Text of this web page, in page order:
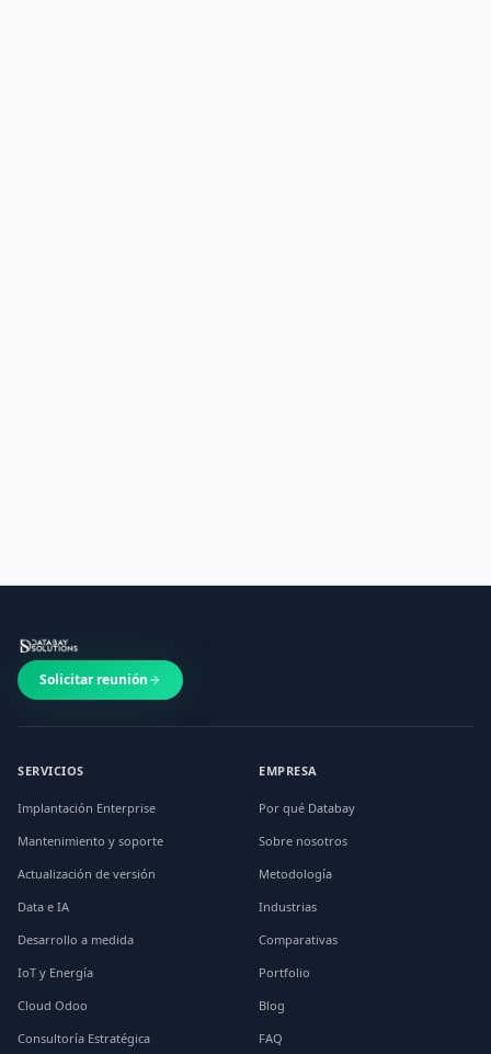
Solicitar reunión
SERVICIOS
Implantación Enterprise
Mantenimiento y soporte
Actualización de versión
Data e IA
Desarrollo a medida
IoT y Energía
Cloud Odoo
Consultoría Estratégica
EMPRESA
Por qué Databay
Sobre nosotros
Metodología
Industrias
Comparativas
Portfolio
Blog
FAQ